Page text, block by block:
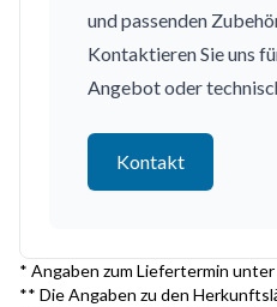
und passenden
Kontaktieren Sie uns
Angebot oder
Kontakt
* Angaben zum Liefertermin
** Die Angaben zu den